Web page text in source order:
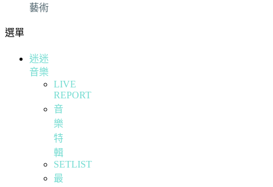
藝術
選單
迷迷
音樂
LIVE
REPORT
音
樂
特
輯
SETLIST
最